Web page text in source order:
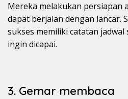
Mereka melakukan persiapan
dapat berjalan dengan lancar.
sukses memiliki catatan
ingin dicapai.
3. Gemar membaca